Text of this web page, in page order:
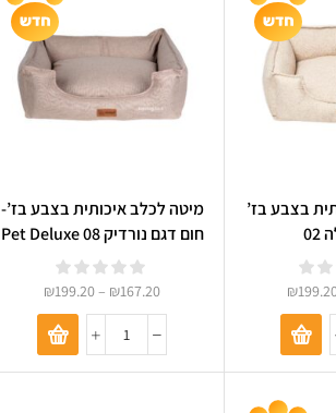
בצבע בז’
₪
מיטה לכלב איכותית בצבע בז’-
חום דגם נורדיק Pet Deluxe 08
₪167.20
–
₪199.20